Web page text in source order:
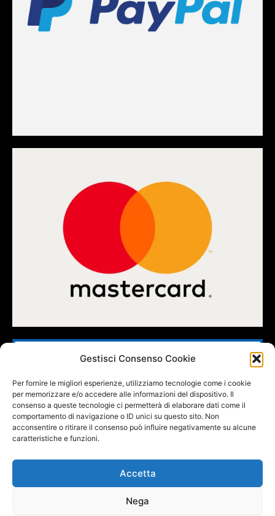
Gestisci Consenso Cookie
Per fornire le migliori esperienze, utilizziamo tecnologie come i cookie
per memorizzare e/o accedere alle informazioni del dispositivo. Il
consenso a queste tecnologie ci permetterà di elaborare dati come il
comportamento di navigazione o ID unici su questo sito. Non
acconsentire o ritirare il consenso può influire negativamente su alcune
caratteristiche e funzioni.
Accetta
Nega